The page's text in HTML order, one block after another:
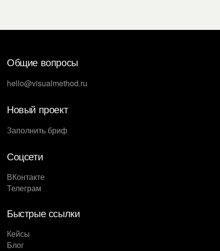
Общие вопросы
hello@visualmethod.ru
Новый проект
Заполнить бриф
Соцсети
ВКонтакте
Телеграм
Быстрые ссылки
Кейсы
Блог